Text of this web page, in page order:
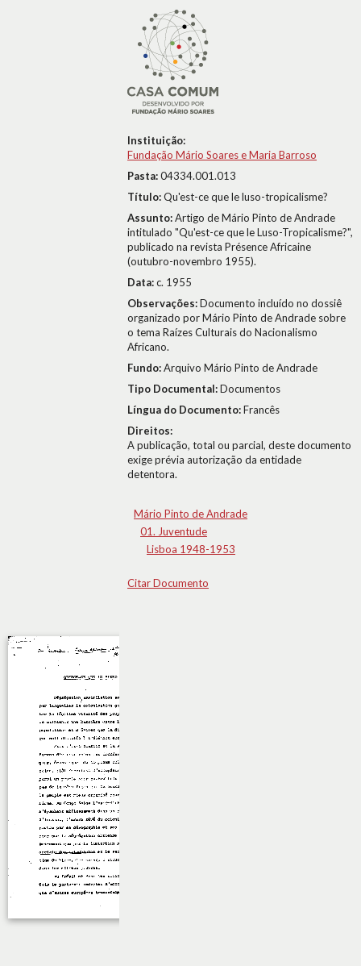
Instituição:
Fundação Mário Soares e Maria Barroso
Pasta:04334.001.013
Título:Qu'est-ce que le luso-tropicalisme?
Assunto:Artigo de Mário Pinto de Andrade
intitulado "Qu'est-ce que le Luso-Tropicalisme?",
publicado na revista Présence Africaine
(outubro-novembro 1955).
Data:c. 1955
Observações:Documento incluído no dossiê
organizado por Mário Pinto de Andrade sobre
o tema Raízes Culturais do Nacionalismo
Africano.
Fundo:Arquivo Mário Pinto de Andrade
Tipo Documental:Documentos
Língua do Documento:Francês
Direitos:
A publicação, total ou parcial, deste documento
exige prévia autorização da entidade
detentora.
Mário Pinto de Andrade
01. Juventude
Lisboa 1948-1953
Citar Documento